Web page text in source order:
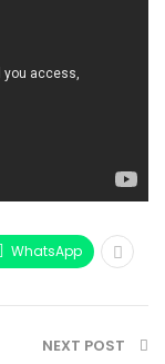
WhatsApp
NEXT POST